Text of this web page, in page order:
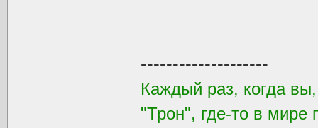
--------------------
Каждый раз, когда
"Трон", где-то в мире